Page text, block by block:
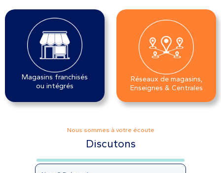
Magasins franchisés
ou intégrés
Réseaux de magasins,
Enseignes & Centrales
Nous sommes à votre écoute
Discutons